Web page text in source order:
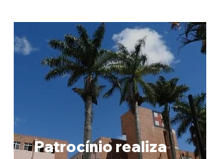
4 mil habitantes
Patrocínio realiza